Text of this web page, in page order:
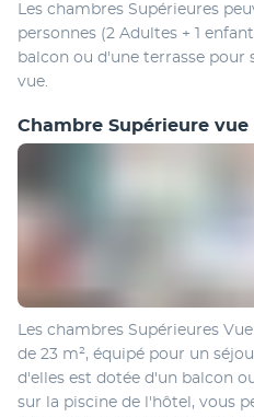
Les chambres Supérieures
personnes (2 Adultes + 1
balcon ou d'une terrasse
vue.
Chambre Supérieure vue
Les chambres Supérieures
de 23 m², équipé pour un
d'elles est dotée d'un balcon
sur la piscine de l'hôtel, vous